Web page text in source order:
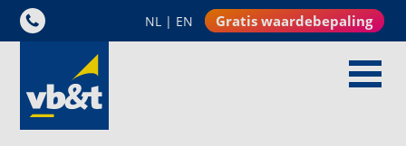
NL | EN Gratis waardebepaling